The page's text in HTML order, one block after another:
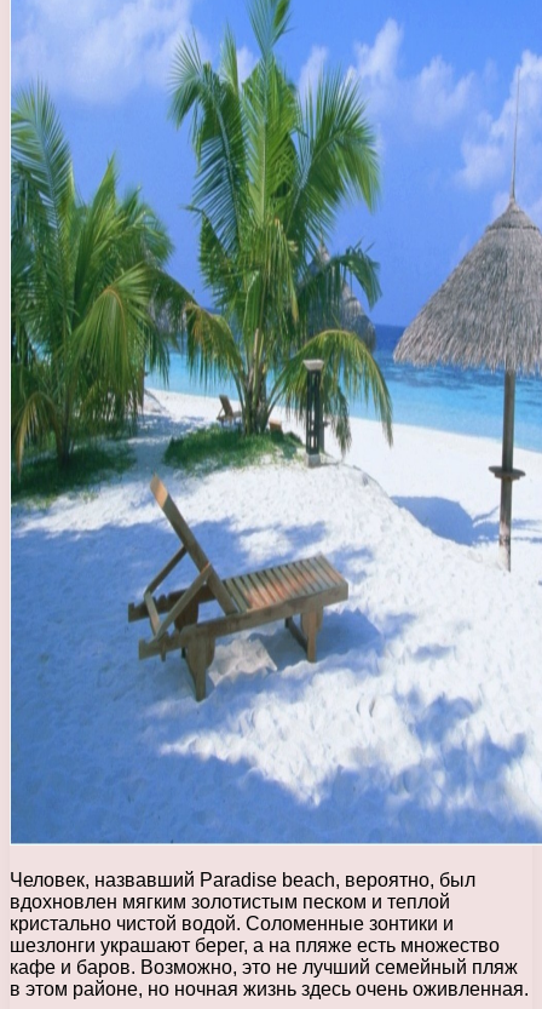
Человек, назвавший Paradise beach, вероятно, был
вдохновлен мягким золотистым песком и теплой
кристально чистой водой. Соломенные зонтики и
шезлонги украшают берег, а на пляже есть множество
кафе и баров. Возможно, это не лучший семейный пляж
в этом районе, но ночная жизнь здесь очень оживленная.